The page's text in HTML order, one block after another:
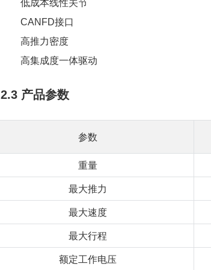
低成本线性关节
CANFD接口
高推力密度
高集成度一体驱动
2.3 产品参数
参数
重量
最大推力
最大速度
最大行程
额定工作电压